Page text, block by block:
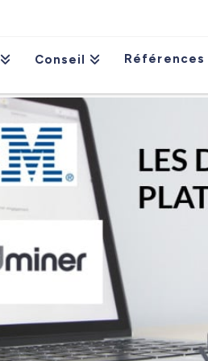
Conseil Références